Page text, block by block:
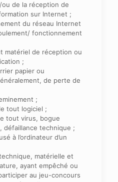
de la réception de
sur Internet ;
du réseau Internet
fonctionnement
matériel de réception ou
;
papier ou
de perte de
;
tout logiciel ;
tout virus, bogue
défaillance technique ;
à l’ordinateur d’un
matérielle et
ayant empêché ou
au jeu-concours